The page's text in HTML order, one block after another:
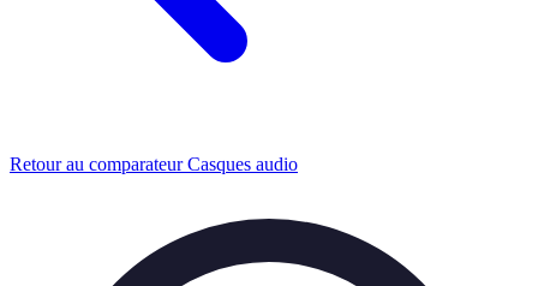
Retour au comparateur Casques audio